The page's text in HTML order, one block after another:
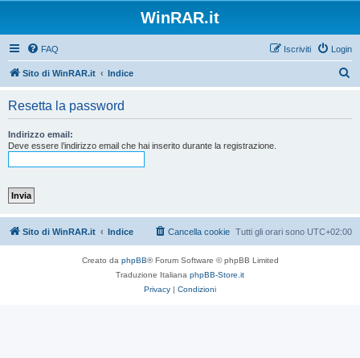
WinRAR.it
FAQ Login
Iscriviti
Sito di WinRAR.it Indice
Resetta la password
Indirizzo email:
Deve essere l’indirizzo email che hai inserito durante la registrazione.
Sito di WinRAR.it Indice Tutti gli orari sono UTC+02:00
Cancella cookie
Creato da phpBB® Forum Software © phpBB Limited
Traduzione Italiana phpBB-Store.it
Privacy | Condizioni